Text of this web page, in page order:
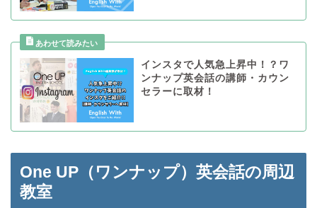
インスタで人気急上昇中！？ワ
ンナップ英会話の講師・カウン
セラーに取材！
One UP（ワンナップ）英会話の周辺
教室